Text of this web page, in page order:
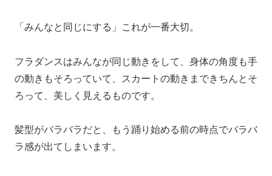
「みんなと同じにする」これが一番大切。
フラダンスはみんなが同じ動きをして、身体の角度も手
の動きもそろっていて、スカートの動きまできちんとそ
ろって、美しく見えるものです。
髪型がバラバラだと、もう踊り始める前の時点でバラバ
ラ感が出てしまいます。